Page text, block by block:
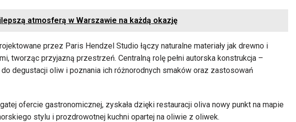
atmosferą w Warszawie na każdą okazję
przez Paris Hendzel Studio łączy naturalne materiały jak drewno i
tworząc przyjazną przestrzeń. Centralną rolę pełni autorska konstrukcja –
do degustacji oliw i poznania ich różnorodnych smaków oraz zastosowań
ofercie gastronomicznej, zyskała dzięki restauracji oliva nowy punkt na mapie
stylu i prozdrowotnej kuchni opartej na oliwie z oliwek.